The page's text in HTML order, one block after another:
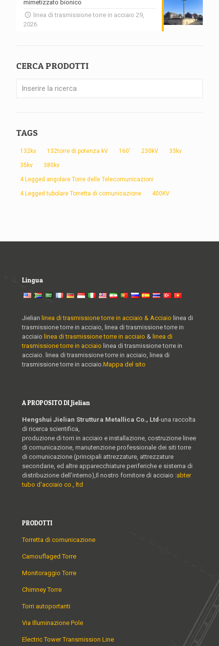
mimetizzato bionico
linea di trasmissione torre in acciaio 29,
2026
CERCA PRODOTTI
TAGS
132kv 132torre di potenza kV 160' 230kV 33kv
35kv 380kv
4 Legged angolare Torre delle Telecomunicazioni
4 Legged tubolare Torretta di comunicazione 400KV
Lingua
Jielian linea di trasmissione torre in acciaio & Acciaio linea di
trasmissione torre in acciaio, linea di trasmissione torre in
acciaio linea di trasmissione torre in acciaio & linea di
trasmissione torre in acciaio linea di trasmissione torre in
acciaio. linea di trasmissione torre in acciaio, linea di
trasmissione torre in acciaio. Mappa del sito
A PROPOSITO DI Jielian
Hengshui Jielian Struttura Metallica Co., Ltd-una raccolta
di ricerca scientifica,
produzione di torri in acciaio e installazione, costruzione linee
di comunicazione, manutenzione professionale dei siti torre
di comunicazione (principali attrezzature, attrezzature
secondarie, ed altre apparecchiature periferiche e sistema di
distribuzione dell'interno),Il nostro fornitore di acciaio :abter
tubo d'acciaio co., ltd
PRODOTTI
Torretta di comunicazione
Camouflaged Torre
Monitoraggio Torre
Chimney Torre
Torri autoportanti
Via Illuminazione Pole
Electric Tower Transmission Line